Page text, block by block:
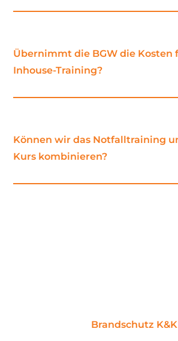
Übernimmt die BGW die Kosten
Inhouse-Training?
Können wir das Notfalltraining
Kurs kombinieren?
Brandschutz K&K